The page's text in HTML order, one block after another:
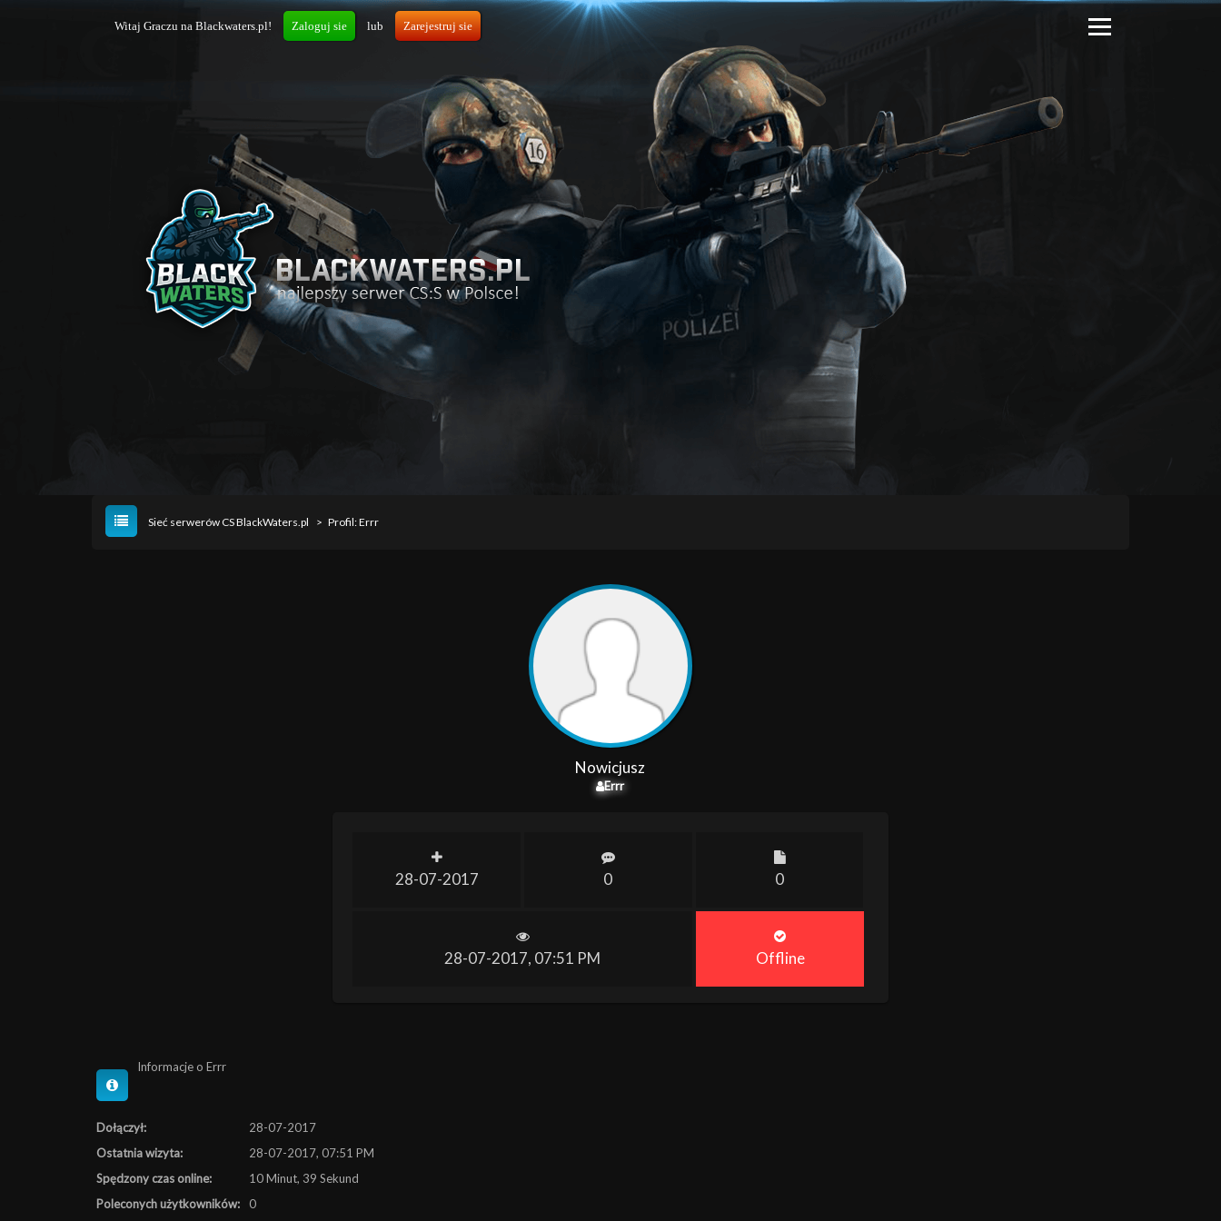
Witaj Graczu na Blackwaters.pl! Zaloguj sie lub Zarejestruj sie
Sieć serwerów CS BlackWaters.pl > Profil: Errr
Nowicjusz
Errr
28-07-2017 0 0
28-07-2017, 07:51 PM Offline
Informacje o Errr
Dołączył:
28-07-2017
Ostatnia wizyta:
28-07-2017, 07:51 PM
Spędzony czas online:
10 Minut, 39 Sekund
Poleconych użytkowników:
0